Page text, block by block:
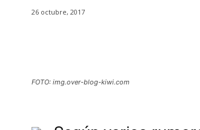
26 octubre, 2017
FOTO: img.over-blog-kiwi.com